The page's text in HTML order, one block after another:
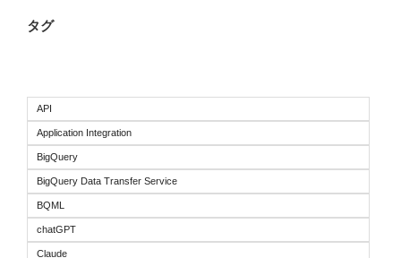
タグ
API
Application Integration
BigQuery
BigQuery Data Transfer Service
BQML
chatGPT
Claude